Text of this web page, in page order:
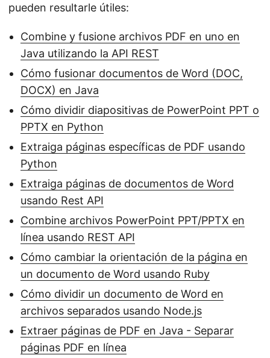
pueden resultarle útiles:
Combine y fusione archivos PDF en uno en
Java utilizando la API REST
Cómo fusionar documentos de Word (DOC,
DOCX) en Java
Cómo dividir diapositivas de PowerPoint PPT o
PPTX en Python
Extraiga páginas específicas de PDF usando
Python
Extraiga páginas de documentos de Word
usando Rest API
Combine archivos PowerPoint PPT/PPTX en
línea usando REST API
Cómo cambiar la orientación de la página en
un documento de Word usando Ruby
Cómo dividir un documento de Word en
archivos separados usando Node.js
Extraer páginas de PDF en Java - Separar
páginas PDF en línea